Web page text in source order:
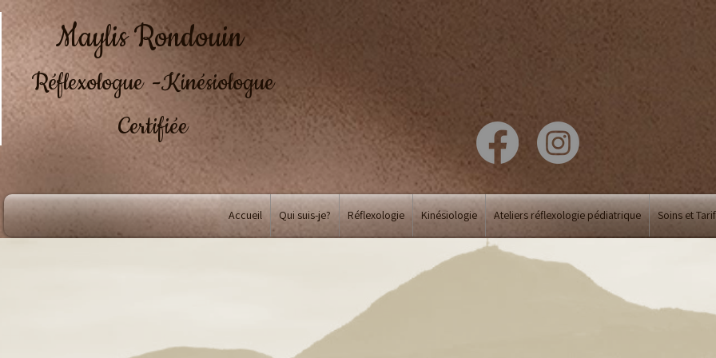
Maylis Rondouin
Réflexologue -Kinésiologue
Certifiée
Accueil Qui suis-je? Réflexologie Kinésiologie Ateliers réflexologie pédiatrique Soins et